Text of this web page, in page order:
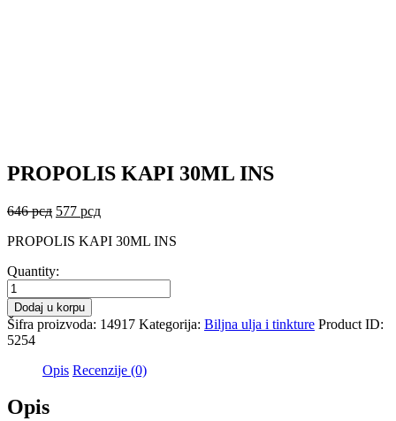
PROPOLIS KAPI 30ML INS
646рсд Originalna
je
646 рсд.
577 рсдTrenutna
je:
PROPOLIS KAPI 30ML INS
Quantity:
PROPOLIS
KAPI
30ML
INS
količina
Dodaj u korpu
Šifra proizvoda: 14917 Kategorija: Biljna ulja i tinkture Product ID:
5254
Opis Recenzije (0)
Opis